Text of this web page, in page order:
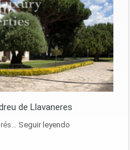
de Llavaneres
Seguir leyendo